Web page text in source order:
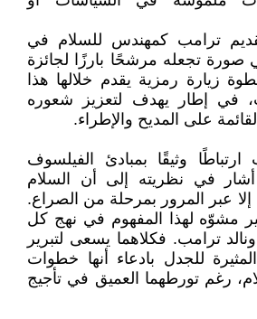
ترامب كمهندس للسلام في
صورة تجعله مرشحًا بارزًا لجائزة
زيارة رمزية يقدم خلالها هذا
في إطار يهدف لتعزيز شعوره
على المديح والإطراء.
ارتباطًا وثيقًا بمبادئ الفيلسوف
في نظريته إلى أن السلام
إلا عبر المرور بمرحلة من الصراع.
مشوّه لهذا المفهوم في نهج كل
ترامب. فكلاهما يسعى لتبرير
للجدل بادعاء أنها خطوات
رغم تورطهما العميق في تأجيج